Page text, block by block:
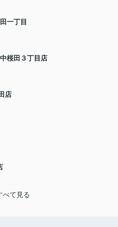
一丁目
桜田３丁目店
店
べて見る